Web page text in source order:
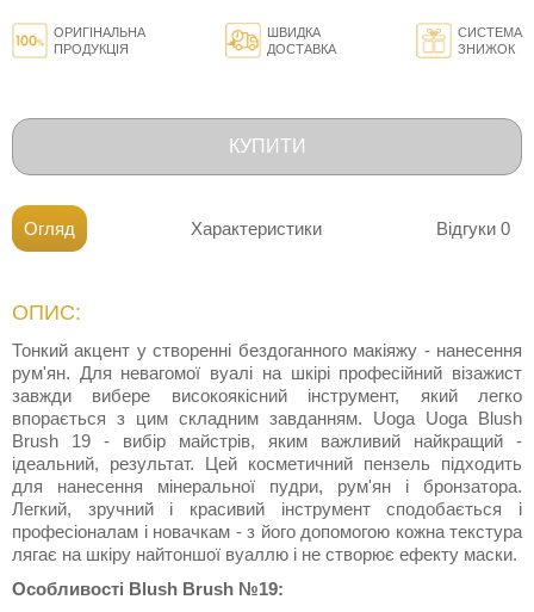
ОРИГІНАЛЬНА
ПРОДУКЦІЯ
ШВИДКА
ДОСТАВКА
СИСТЕМА
ЗНИЖОК
КУПИТИ
Огляд Характеристики Відгуки 0
ОПИС:
Тонкий акцент у створенні бездоганного макіяжу - нанесення
рум'ян. Для невагомої вуалі на шкірі професійний візажист
завжди вибере високоякісний інструмент, який легко
впорається з цим складним завданням. Uoga Uoga Blush
Brush 19 - вибір майстрів, яким важливий найкращий -
ідеальний, результат. Цей косметичний пензель підходить
для нанесення мінеральної пудри, рум'ян і бронзатора.
Легкий, зручний і красивий інструмент сподобається і
професіоналам і новачкам - з його допомогою кожна текстура
лягає на шкіру найтоншої вуаллю і не створює ефекту маски.
Особливості Blush Brush №19: